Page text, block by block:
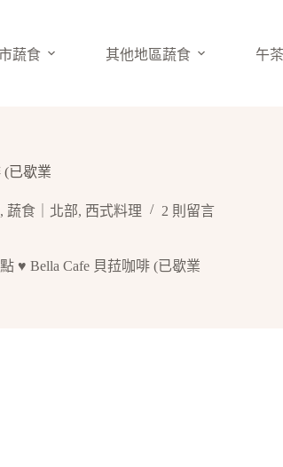
蔬食 其他地區蔬食 午
(已歇業
, 蔬食｜北部, 西式料理 2 則留言
♥ Bella Cafe 貝菈咖啡 (已歇業